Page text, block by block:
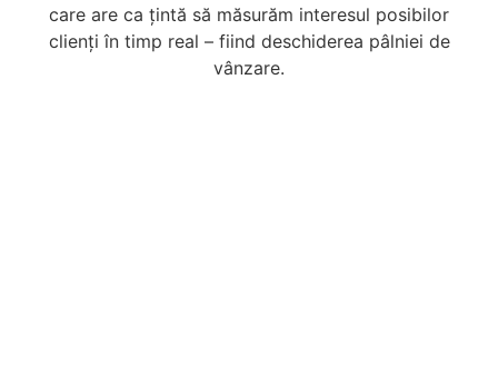
care are ca țintă să măsurăm interesul posibilor
clienți în timp real – fiind deschiderea pâlniei de
vânzare.